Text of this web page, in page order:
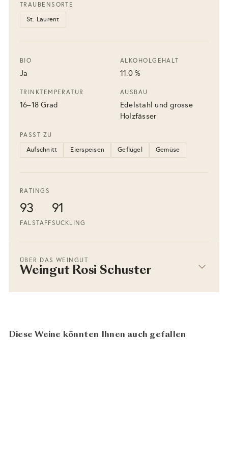
TRAUBENSORTE
St. Laurent
BIO
Ja
ALKOHOLGEHALT
11.0 %
TRINKTEMPERATUR
16–18 Grad
AUSBAU
Edelstahl und grosse
Holzfässer
PASST ZU
Aufschnitt Eierspeisen Geflügel Gemüse
RATINGS
93
FALSTAFF
91
SUCKLING
ÜBER DAS WEINGUT
Weingut Rosi Schuster
Diese Weine könnten Ihnen auch gefallen